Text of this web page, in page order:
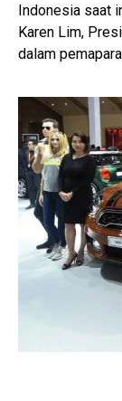
Indonesia saat
Karen Lim,
dalam